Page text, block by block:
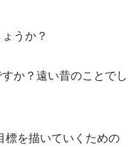
うか？
か？遠い昔のことでし
標を描いていくための